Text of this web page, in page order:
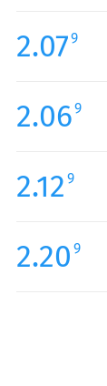
Mittwoch:
Donnerstag:
Samstag:
Sonntag:
2.079
2.069
2.12 9
2.20 9